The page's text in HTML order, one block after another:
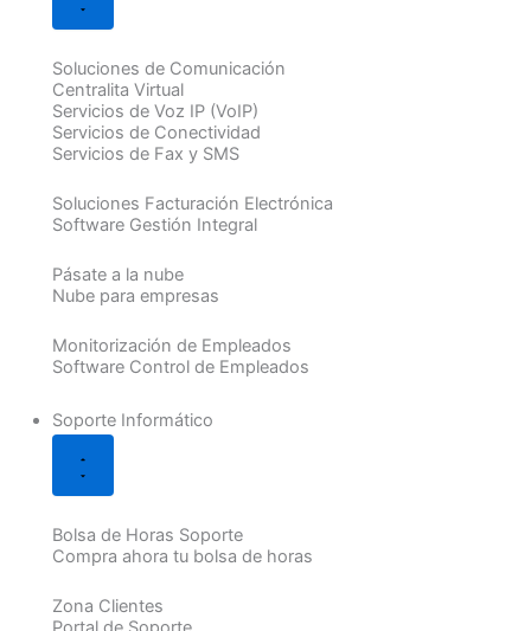
Soluciones de Comunicación
Centralita Virtual
Servicios de Voz IP (VoIP)
Servicios de Conectividad
Servicios de Fax y SMS
Soluciones Facturación Electrónica
Software Gestión Integral
Pásate a la nube
Nube para empresas
Monitorización de Empleados
Software Control de Empleados
Soporte Informático
Bolsa de Horas Soporte
Compra ahora tu bolsa de horas
Zona Clientes